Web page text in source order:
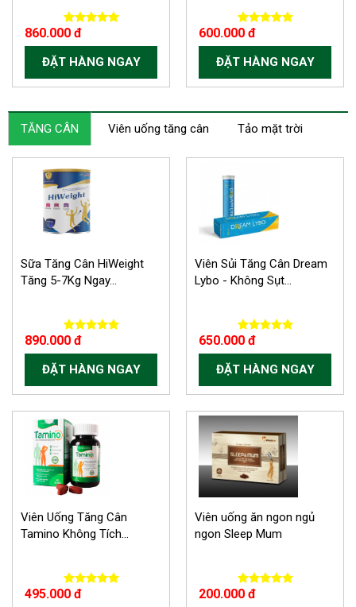
860.000 đ
ĐẶT HÀNG NGAY
600.000 đ
ĐẶT HÀNG NGAY
TĂNG CÂN Viên uống tăng cân Tảo mặt trời
Sữa Tăng Cân HiWeight
Tăng 5-7Kg Ngay...
890.000 đ
ĐẶT HÀNG NGAY
Viên Sủi Tăng Cân Dream
Lybo - Không Sụt...
650.000 đ
ĐẶT HÀNG NGAY
Viên Uống Tăng Cân
Tamino Không Tích...
495.000 đ
Viên uống ăn ngon ngủ
ngon Sleep Mum
200.000 đ